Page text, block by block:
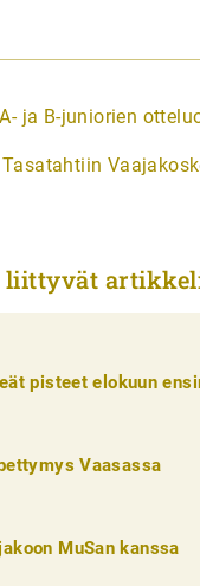
A- ja B-juniorien
Tasatahtiin
liittyvät
pisteet elokuun
Vaasassa
MuSan kanssa